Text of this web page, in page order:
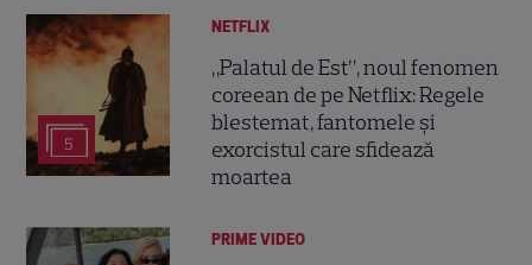
5
NETFLIX
„Palatul de Est”, noul fenomen
coreean de pe Netflix: Regele
blestemat, fantomele și
exorcistul care sfidează
moartea
PRIME VIDEO